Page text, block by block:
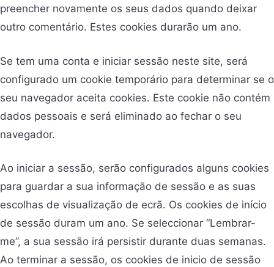
preencher novamente os seus dados quando deixar
outro comentário. Estes cookies durarão um ano.
Se tem uma conta e iniciar sessão neste site, será
configurado um cookie temporário para determinar se o
seu navegador aceita cookies. Este cookie não contém
dados pessoais e será eliminado ao fechar o seu
navegador.
Ao iniciar a sessão, serão configurados alguns cookies
para guardar a sua informação de sessão e as suas
escolhas de visualização de ecrã. Os cookies de início
de sessão duram um ano. Se seleccionar “Lembrar-
me”, a sua sessão irá persistir durante duas semanas.
Ao terminar a sessão, os cookies de inicio de sessão